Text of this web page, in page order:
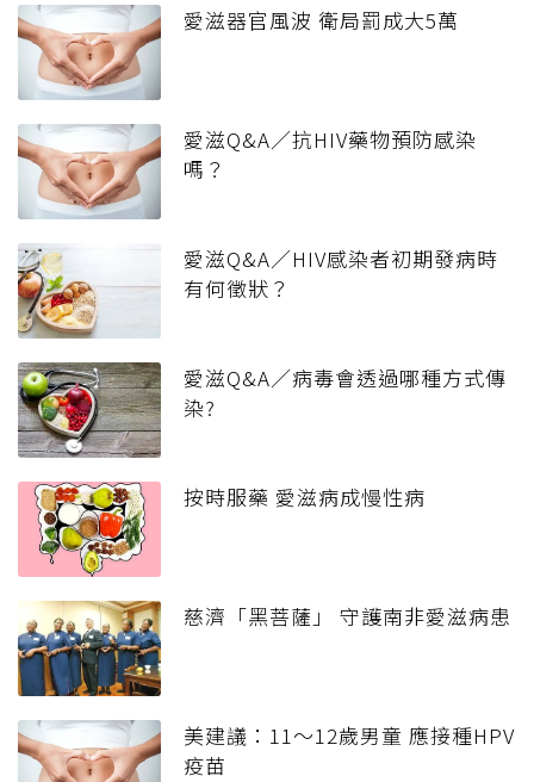
愛滋器官風波 衛局罰成大5萬
愛滋Q&A／抗HIV藥物預防感染
嗎？
愛滋Q&A／HIV感染者初期發病時
有何徵狀？
愛滋Q&A／病毒會透過哪種方式傳
染?
按時服藥 愛滋病成慢性病
慈濟「黑菩薩」 守護南非愛滋病患
美建議：11～12歲男童 應接種HPV
疫苗